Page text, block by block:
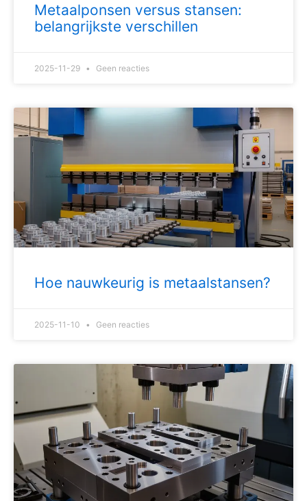
Metaalponsen versus stansen:
belangrijkste verschillen
2025-11-29 Geen reacties
Hoe nauwkeurig is metaalstansen?
2025-11-10 Geen reacties